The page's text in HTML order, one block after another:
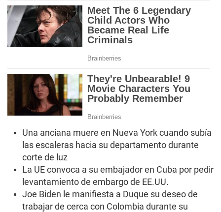
Una anciana muere en Nueva York cuando subía
las escaleras hacia su departamento durante
corte de luz
La UE convoca a su embajador en Cuba por pedir
levantamiento de embargo de EE.UU.
Joe Biden le manifiesta a Duque su deseo de
trabajar de cerca con Colombia durante su